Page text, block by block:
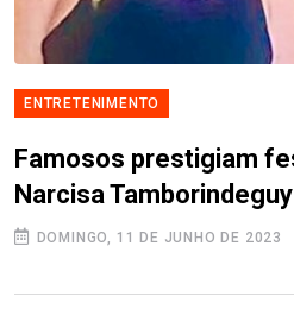
ENTRETENIMENTO
Famosos prestigiam
Narcisa
DOMINGO, 11 DE JUNHO DE 2023